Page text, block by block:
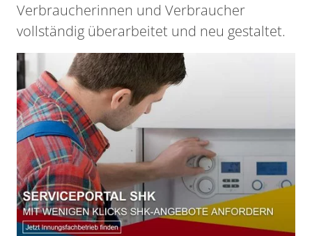
Verbraucherinnen und Verbraucher
vollständig überarbeitet und neu gestaltet.